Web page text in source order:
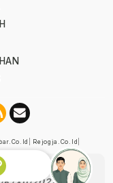
Rejogja.co.id
Pers